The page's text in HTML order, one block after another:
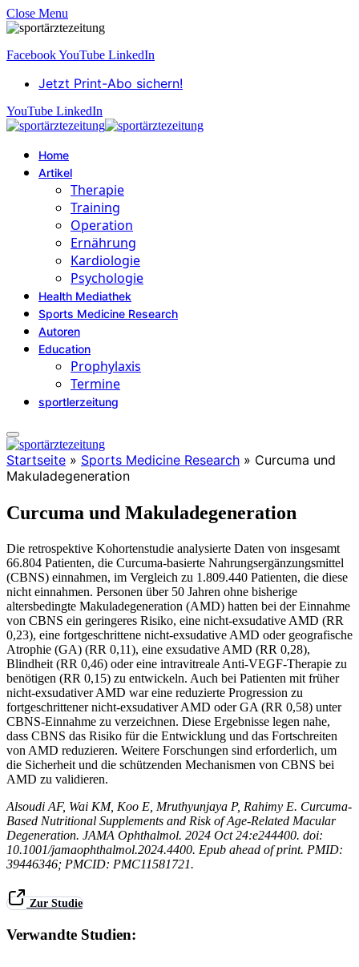
Close Menu
FacebookYouTube LinkedIn
Jetzt Print-Abo sichern!
YouTube LinkedIn
Home
Artikel
Therapie
Training
Operation
Ernährung
Kardiologie
Psychologie
Health Mediathek
Sports Medicine Research
Autoren
Education
Prophylaxis
Termine
sportlerzeitung
Startseite » Sports Medicine Research » Curcuma und
Makuladegeneration
Curcuma und Makuladegeneration
Die retrospektive Kohortenstudie analysierte Daten von insgesamt
66.804 Patienten, die Curcuma-basierte Nahrungsergänzungsmittel
(CBNS) einnahmen, im Vergleich zu 1.809.440 Patienten, die diese
nicht einnahmen. Personen über 50 Jahren ohne bisherige
altersbedingte Makuladegeneration (AMD) hatten bei der Einnahme
von CBNS ein geringeres Risiko, eine nicht-exsudative AMD (RR
0,23), eine fortgeschrittene nicht-exsudative AMD oder geografische
Atrophie (GA) (RR 0,11), eine exsudative AMD (RR 0,28),
Blindheit (RR 0,46) oder eine intravitreale Anti-VEGF-Therapie zu
benötigen (RR 0,15) zu entwickeln. Auch bei Patienten mit früher
nicht-exsudativer AMD war eine reduzierte Progression zu
fortgeschrittener nicht-exsudativer AMD oder GA (RR 0,58) unter
CBNS-Einnahme zu verzeichnen. Diese Ergebnisse legen nahe,
dass CBNS das Risiko für die Entwicklung und das Fortschreiten
von AMD reduzieren. Weitere Forschungen sind erforderlich, um
die Sicherheit und die schützenden Mechanismen von CBNS bei
AMD zu validieren.
Alsoudi AF, Wai KM, Koo E, Mruthyunjaya P, Rahimy E. Curcuma-
Based Nutritional Supplements and Risk of Age-Related Macular
Degeneration. JAMA Ophthalmol. 2024 Oct 24:e244400. doi:
10.1001/jamaophthalmol.2024.4400. Epub ahead of print. PMID:
39446346; PMCID: PMC11581721.
Zur Studie
Verwandte Studien: